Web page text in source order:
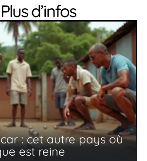
Plus d’infos
: cet autre pays où
est reine